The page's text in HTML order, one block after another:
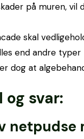
på muren, vil
skal
end andre typer
dog at
og svar:
netpudse